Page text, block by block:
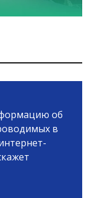
об
в